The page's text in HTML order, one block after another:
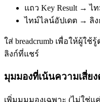
แถว Key Result → ไ
ไทม์ไลน์อัปเดต → ลิ
ใส่ breadcrumb เพื่อให้ผู้ใ
ลิงก์ที่แชร์
มุมมองที่เน้นความเสี่ย
เพิ่มมุมมองเฉพาะ (ไม่ใช่แ